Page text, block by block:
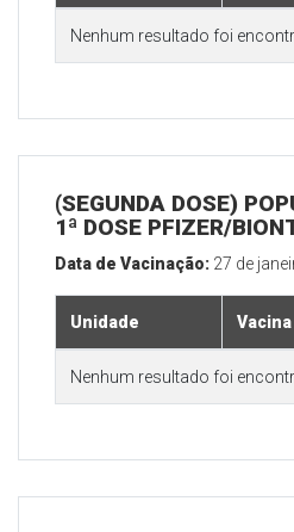
Nenhum resultado foi
(SEGUNDA DOSE)
1ª DOSE PFIZER/
Data de Vacinação: 27 de
Unidade Vacina
Nenhum resultado foi